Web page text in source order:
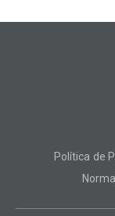
Política de